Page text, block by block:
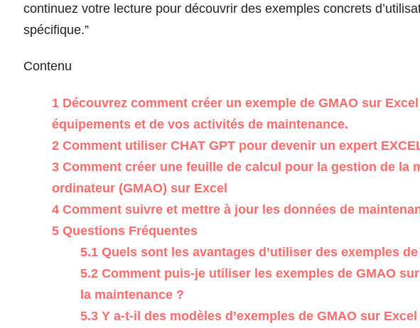
continuez votre lecture pour découvrir des exemples concrets
spécifique.”
Contenu
1 Découvrez comment créer un exemple de GMAO sur
équipements et de vos activités de maintenance.
2 Comment utiliser CHAT GPT pour devenir un expert
3 Comment créer une feuille de calcul pour la gestion de la
ordinateur (GMAO) sur Excel
4 Comment suivre et mettre à jour les données de
5 Questions Fréquentes
5.1 Quels sont les avantages d’utiliser des exemples
5.2 Comment puis-je utiliser les exemples de GMAO
la maintenance ?
5.3 Y a-t-il des modèles d’exemples de GMAO sur